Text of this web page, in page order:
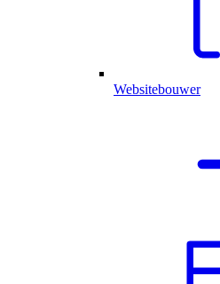
Websitebouwer